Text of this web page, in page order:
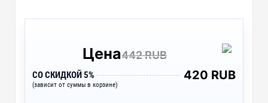
Цена442 RUB
СО СКИДКОЙ 5%
(зависит от суммы в корзине)
420 RUB